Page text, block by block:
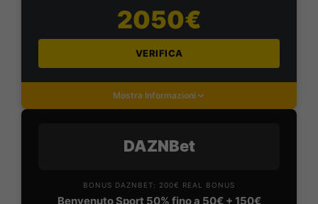
2050€
VERIFICA
Mostra Informazioni
DAZNBet
BONUS DAZNBET: 200€ REAL BONUS
Benvenuto Sport 50% fino a 50€ + 150€